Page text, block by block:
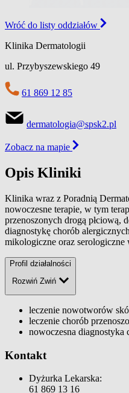
Wróć do listy oddziałów
Klinika Dermatologii
ul. Przybyszewskiego 49
61 869 12 85
dermatologia@spsk2.pl
Zobacz na mapie
Opis Kliniki
Klinika wraz z Poradnią
nowoczesne terapie, w tym
przenoszonych drogą płciową,
diagnostykę chorób
mikologiczne oraz
Profil działalności
Rozwiń Zwiń
leczenie nowotworów
leczenie chorób
nowoczesna diagnostyka
Kontakt
Dyżurka Lekarska:
61 869 13 16